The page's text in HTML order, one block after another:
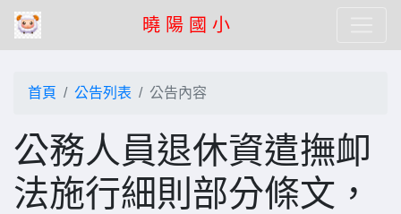
曉 陽 國 小
首頁 公告列表 公告內容
公務人員退休資遣撫卹
法施行細則部分條文，